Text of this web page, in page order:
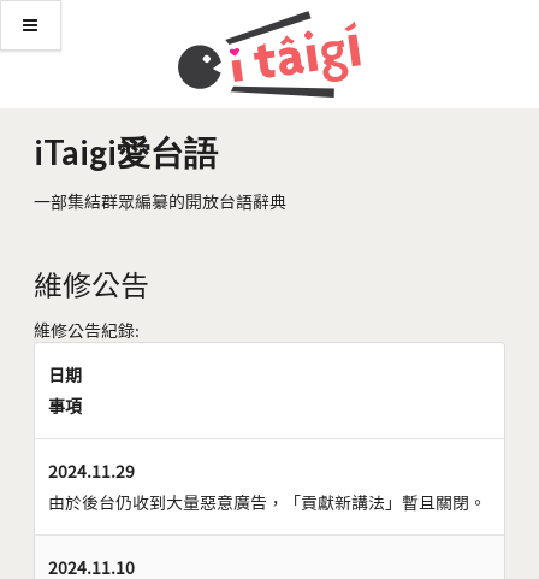
iTaigi愛台語
一部集結群眾編纂的開放台語辭典
維修公告
維修公告紀錄:
日期
事項
2024.11.29
由於後台仍收到大量惡意廣告，「貢獻新講法」暫且關閉。
2024.11.10